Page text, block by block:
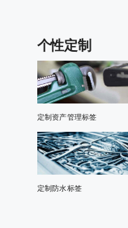
个性定制
定制资产管理标签
定制防水标签